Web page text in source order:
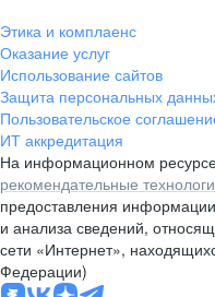
Этика и комплаенс
Оказание услуг
Использование сайтов
Защита персональных
Пользовательское
ИТ аккредитация
На информационном
рекомендательные
предоставления
и анализа сведений,
сети «Интернет»,
Федерации)